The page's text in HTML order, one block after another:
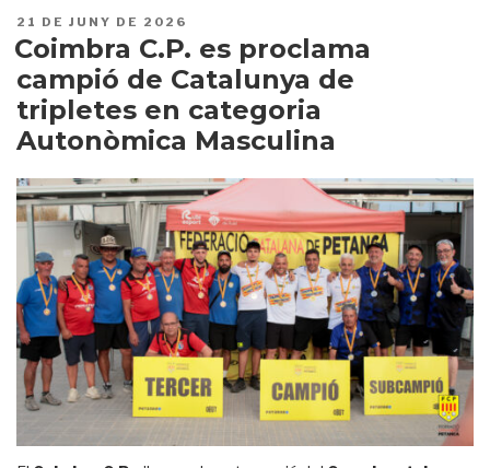
PUBLICAT
A
21 DE JUNY DE 2026
Coimbra C.P. es proclama
campió de Catalunya de
tripletes en categoria
Autonòmica Masculina